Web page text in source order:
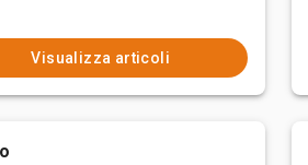
Visualizza articoli